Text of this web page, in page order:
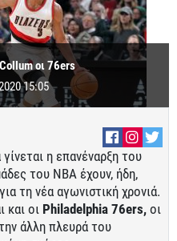
οι 76ers
15:05
η επανέναρξη του
του ΝΒΑ έχουν, ήδη,
τη νέα αγωνιστική χρονιά.
και οι Philadelphia 76ers, οι
άλλη πλευρά του